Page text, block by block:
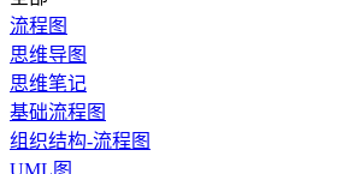
流程图
思维导图
思维笔记
基础流程图
组织结构-流程图
UML图